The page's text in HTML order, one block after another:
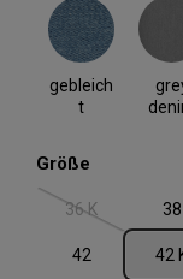
gebleich
t
gebleicht
grey
Größe
36 K(Diese Option38
42 42